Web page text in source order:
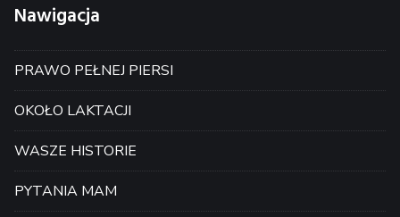
Nawigacja
PRAWO PEŁNEJ PIERSI
OKOŁO LAKTACJI
WASZE HISTORIE
PYTANIA MAM